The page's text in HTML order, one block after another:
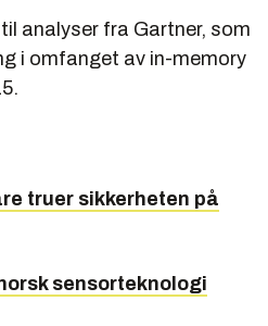
analyser fra Gartner, som
i omfanget av in-memory
truer sikkerheten på
sensorteknologi